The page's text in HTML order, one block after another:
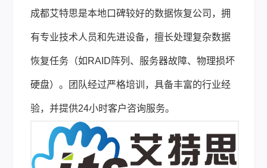
成都艾特思是本地口碑较好的数据恢复公司，拥
有专业技术人员和先进设备，擅长处理复杂数据
恢复任务（如RAID阵列、服务器故障、物理损坏
硬盘）。团队经过严格培训，具备丰富的行业经
验，并提供24小时客户咨询服务。